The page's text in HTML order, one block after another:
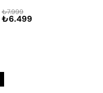
₺6.499
₺7.999